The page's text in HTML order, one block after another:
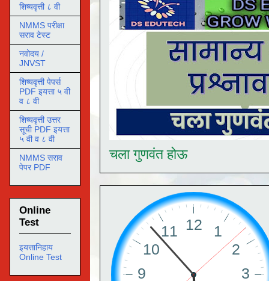
चला गुणवंत होऊ
शिष्यवृत्ती ८ वी
NMMS परीक्षा
सराव टेस्ट
नवोदय /
JNVST
शिष्यवृत्ती पेपर्स
PDF इयत्ता ५ वी
व ८ वी
शिष्यवृत्ती उत्तर
सूची PDF इयत्ता
५ वी व ८ वी
NMMS सराव
पेपर PDF
Online
Test
इयत्तानिहाय
Online Test